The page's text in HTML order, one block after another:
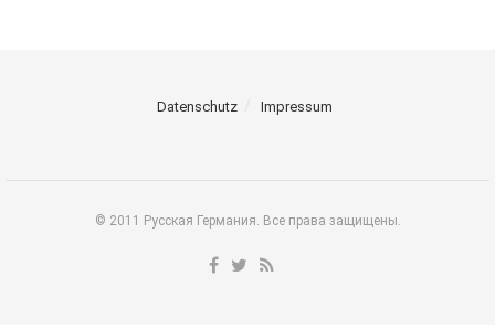
Datenschutz Impressum
© 2011 Русская Германия. Все права защищены.